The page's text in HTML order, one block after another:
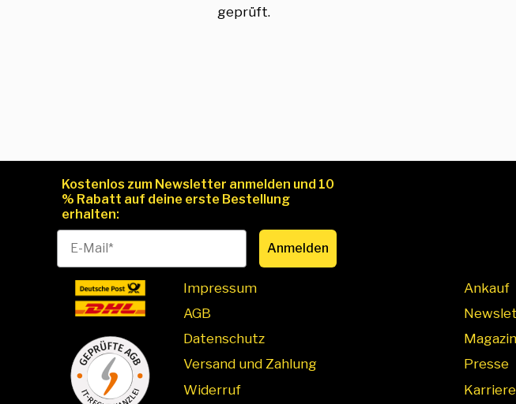
geprüft.
Kostenlos zum Newsletter anmelden und 10
% Rabatt auf deine erste Bestellung
erhalten:
Anmelden
Impressum
AGB
Datenschutz
Versand und Zahlung
Widerruf
Ankauf
Presse